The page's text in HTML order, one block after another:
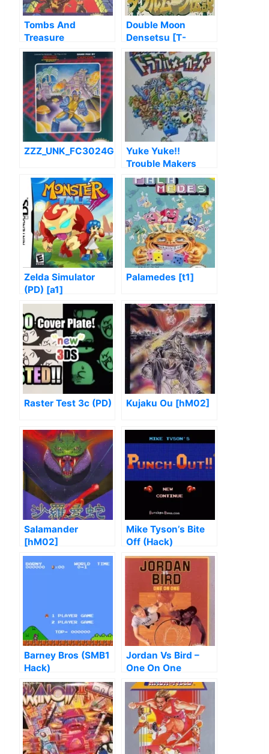
Tombs And
Treasure
Double Moon
Densetsu [T-
Eng_Partial]
ZZZ_UNK_FC3024G
Yuke Yuke!!
Trouble Makers
Zelda Simulator
(PD) [a1]
Palamedes [t1]
Raster Test 3c (PD) Kujaku Ou [hM02]
Salamander
[hM02]
Mike Tyson’s Bite
Off (Hack)
Barney Bros (SMB1
Hack)
Jordan Vs Bird –
One On One